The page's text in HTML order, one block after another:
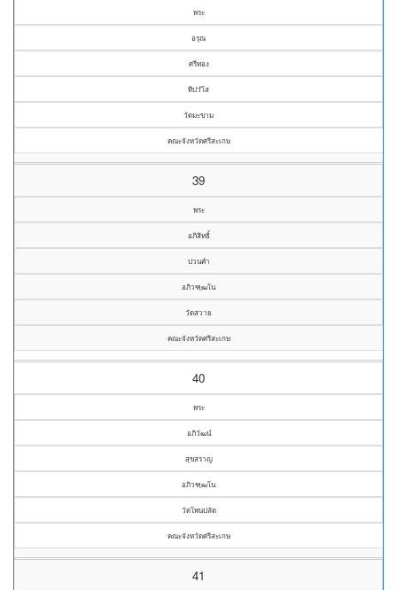
พระ
อรุณ
ศรีทอง
ทีปวํโส
วัดมะขาม
คณะจังหวัดศรีสะเกษ
39
พระ
อภิสิทธิ์
ปวนคำ
อภิวฑฺฒโน
วัดสวาย
คณะจังหวัดศรีสะเกษ
40
พระ
อภิวัฒน์
สุขสราญ
อภิวฑฺฒโน
วัดโพนปลัด
คณะจังหวัดศรีสะเกษ
41